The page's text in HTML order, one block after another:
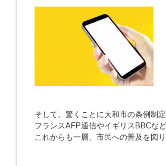
そして、驚くことに大和市の条例制
フランスAFP通信やイギリスBBCな
これからも一層、市民への普及を図り